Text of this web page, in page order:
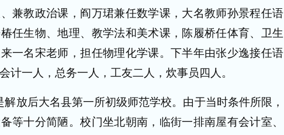
兼教政治课，阎万珺兼任数学课，大名教师孙景程任语
任生物、地理、教学法和美术课，陈履桥任体育、卫生
一名宋老师，担任物理化学课。下半年由张少逸接任语
计一人，总务一人，工友二人，炊事员四人。
解放后大名县第一所初级师范学校。由于当时条件所限，
等十分简陋。校门坐北朝南，临街一排南屋有会计室、